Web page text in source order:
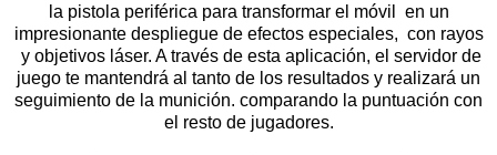
la pistola periférica para transformar el móvil en un
impresionante despliegue de efectos especiales, con rayos
y objetivos láser. A través de esta aplicación, el servidor de
juego te mantendrá al tanto de los resultados y realizará un
seguimiento de la munición. comparando la puntuación con
el resto de jugadores.